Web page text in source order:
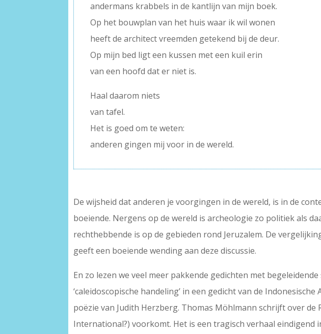
andermans krabbels in de kantlijn van mijn boek.
Op het bouwplan van het huis waar ik wil wonen
heeft de architect vreemden getekend bij de deur.
Op mijn bed ligt een kussen met een kuil erin
van een hoofd dat er niet is.
Haal daarom niets
van tafel.
Het is goed om te weten:
anderen gingen mij voor in de wereld.
De wijsheid dat anderen je voorgingen in de wereld, is in de
boeiende. Nergens op de wereld is archeologie zo politiek als
rechthebbende is op de gebieden rond Jeruzalem. De
geeft een boeiende wending aan deze discussie.
En zo lezen we veel meer pakkende gedichten met
‘caleidoscopische handeling’ in een gedicht van de
poëzie van Judith Herzberg. Thomas Möhlmann schrijft over
International?) voorkomt. Het is een tragisch verhaal